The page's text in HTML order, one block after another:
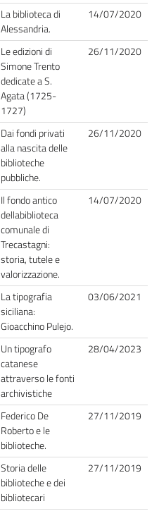
La biblioteca di
Alessandria.
14/07/2020
Le edizioni di
Simone Trento
dedicate a S.
Agata (1725-
1727)
26/11/2020
Dai fondi privati
alla nascita delle
biblioteche
pubbliche.
26/11/2020
Il fondo antico
dellabiblioteca
comunale di
Trecastagni:
storia, tutele e
valorizzazione.
14/07/2020
La tipografia
siciliana:
Gioacchino Pulejo.
03/06/2021
Un tipografo
catanese
attraverso le fonti
archivistiche
28/04/2023
Federico De
Roberto e le
biblioteche.
27/11/2019
Storia delle
biblioteche e dei
bibliotecari
27/11/2019